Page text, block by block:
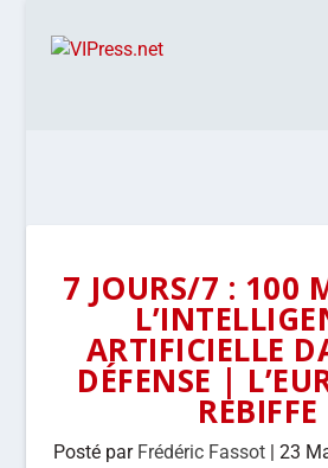
7 JOURS/7 : 100
ARTIFICIELLE
DÉFENSE |
REBIFFE
Posté par Frédéric Fassot| 23